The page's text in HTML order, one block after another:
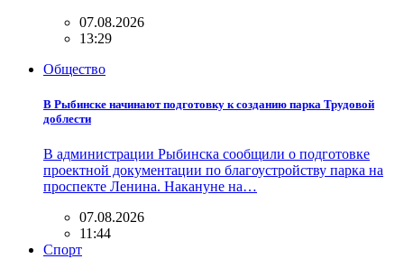
07.08.2026
13:29
Общество
В Рыбинске начинают подготовку к созданию парка Трудовой
доблести
В администрации Рыбинска сообщили о подготовке
проектной документации по благоустройству парка на
проспекте Ленина. Накануне на…
07.08.2026
11:44
Спорт